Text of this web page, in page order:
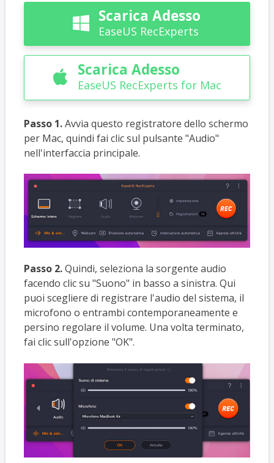
 Scarica Adesso
EaseUS RecExperts
 Scarica Adesso
EaseUS RecExperts for Mac
Passo 1.Avvia questo registratore dello schermo
per Mac, quindi fai clic sul pulsante "Audio"
nell'interfaccia principale.
Passo 2.Quindi, seleziona la sorgente audio
facendo clic su "Suono" in basso a sinistra. Qui
puoi scegliere di registrare l'audio del sistema, il
microfono o entrambi contemporaneamente e
persino regolare il volume. Una volta terminato,
fai clic sull'opzione "OK".